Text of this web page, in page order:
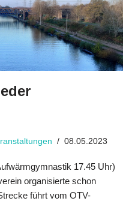
08.05.2023
17.45 Uhr)
organisierte schon
führt vom OTV-